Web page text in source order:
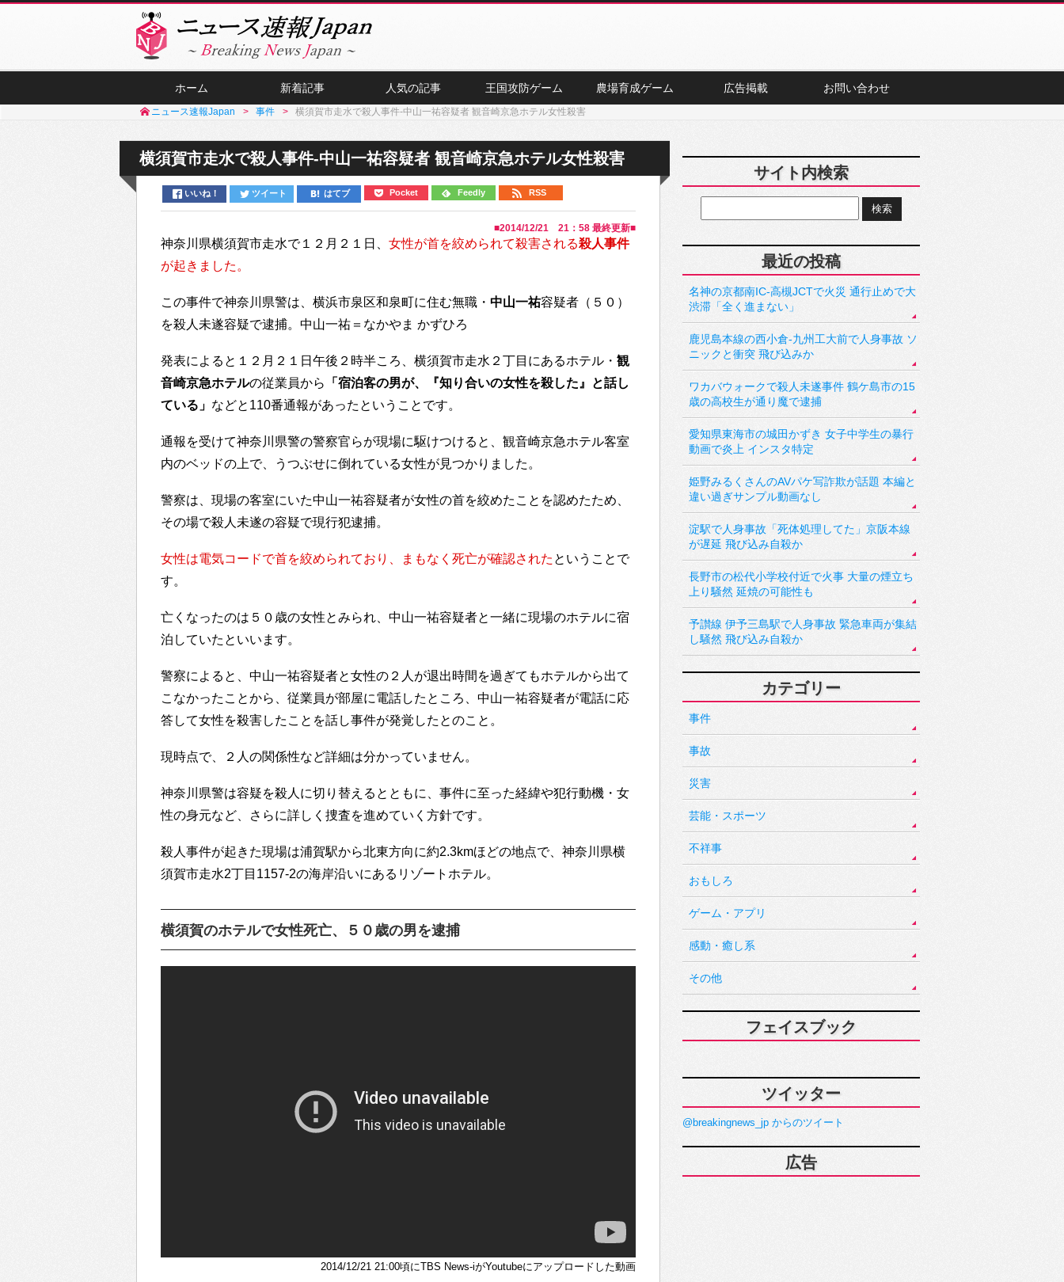
ホーム 新着記事 人気の記事 王国攻防ゲーム 農場育成ゲーム 広告掲載 お問い合わせ
ニュース速報Japan 事件 横須賀市走水で殺人事件-中山一祐容疑者 観音崎京急ホテル女性殺害
横須賀市走水で殺人事件-中山一祐容疑者 観音崎京急ホテル女性殺害
いいね！ ツイート はてブ Pocket Feedly RSS
■2014/12/21 21：58 最終更新■
神奈川県横須賀市走水で１２月２１日、 女性が首を絞められて殺害される殺人事件
が起きました。
この事件で神奈川県警は、横浜市泉区和泉町に住む無職・ 中山一祐容疑者（５０）
を殺人未遂容疑で逮捕。中山一祐＝なかやま かずひろ
発表によると１２月２１日午後２時半ころ、横須賀市走水２丁目にあるホテル・ 観
音崎京急ホテルの従業員から
「宿泊客の男が、『知り合いの女性を殺した』と話し
ている」 などと110番通報があったということです。
通報を受けて神奈川県警の警察官らが現場に駆けつけると、観音崎京急ホテル客室
内のベッドの上で、うつぶせに倒れている女性が見つかりました。
警察は、現場の客室にいた中山一祐容疑者が女性の首を絞めたことを認めたため、
その場で殺人未遂の容疑で現行犯逮捕。
女性は電気コードで首を絞められており、まもなく死亡が確認された ということで
す。
亡くなったのは５０歳の女性とみられ、中山一祐容疑者と一緒に現場のホテルに宿
泊していたといいます。
警察によると、中山一祐容疑者と女性の２人が退出時間を過ぎてもホテルから出て
こなかったことから、従業員が部屋に電話したところ、中山一祐容疑者が電話に応
答して女性を殺害したことを話し事件が発覚したとのこと。
現時点で、２人の関係性など詳細は分かっていません。
神奈川県警は容疑を殺人に切り替えるとともに、事件に至った経緯や犯行動機・女
性の身元など、さらに詳しく捜査を進めていく方針です。
殺人事件が起きた現場は浦賀駅から北東方向に約2.3kmほどの地点で、神奈川県横
須賀市走水2丁目1157-2の海岸沿いにあるリゾートホテル。
横須賀のホテルで女性死亡、５０歳の男を逮捕
2014/12/21 21:00頃にTBS News-iがYoutubeにアップロードした動画
サイト内検索
最近の投稿
名神の京都南IC-高槻JCTで火災 通行止めで大
渋滞「全く進まない」
鹿児島本線の西小倉-九州工大前で人身事故 ソ
ニックと衝突 飛び込みか
ワカバウォークで殺人未遂事件 鶴ケ島市の15
歳の高校生が通り魔で逮捕
愛知県東海市の城田かずき 女子中学生の暴行
動画で炎上 インスタ特定
姫野みるくさんのAVパケ写詐欺が話題 本編と
違い過ぎサンプル動画なし
淀駅で人身事故「死体処理してた」京阪本線
が遅延 飛び込み自殺か
長野市の松代小学校付近で火事 大量の煙立ち
上り騒然 延焼の可能性も
予讃線 伊予三島駅で人身事故 緊急車両が集結
し騒然 飛び込み自殺か
カテゴリー
事件
事故
災害
芸能・スポーツ
不祥事
おもしろ
ゲーム・アプリ
感動・癒し系
その他
フェイスブック
ツイッター
@breakingnews_jp からのツイート
広告